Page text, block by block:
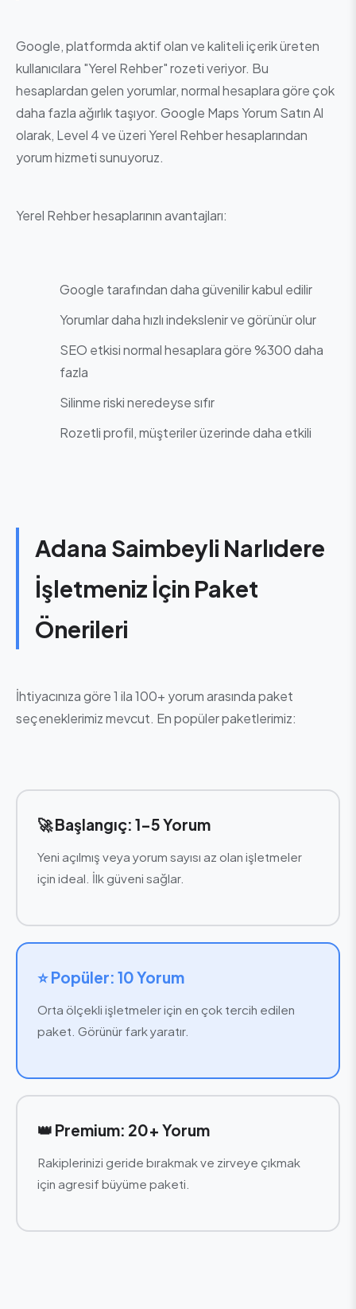
Google, platformda aktif olan ve kaliteli içerik üreten
kullanıcılara "Yerel Rehber" rozeti veriyor. Bu
hesaplardan gelen yorumlar, normal hesaplara göre çok
daha fazla ağırlık taşıyor. Google Maps Yorum Satın Al
olarak, Level 4 ve üzeri Yerel Rehber hesaplarından
yorum hizmeti sunuyoruz.
Yerel Rehber hesaplarının avantajları:
Google tarafından daha güvenilir kabul edilir
Yorumlar daha hızlı indekslenir ve görünür olur
SEO etkisi normal hesaplara göre %300 daha
fazla
Silinme riski neredeyse sıfır
Rozetli profil, müşteriler üzerinde daha etkili
Adana Saimbeyli Narlıdere
İşletmeniz İçin Paket
Önerileri
İhtiyacınıza göre 1 ila 100+ yorum arasında paket
seçeneklerimiz mevcut. En popüler paketlerimiz:
🚀 Başlangıç: 1-5 Yorum
Yeni açılmış veya yorum sayısı az olan işletmeler
için ideal. İlk güveni sağlar.
⭐ Popüler: 10 Yorum
Orta ölçekli işletmeler için en çok tercih edilen
paket. Görünür fark yaratır.
👑 Premium: 20+ Yorum
Rakiplerinizi geride bırakmak ve zirveye çıkmak
için agresif büyüme paketi.